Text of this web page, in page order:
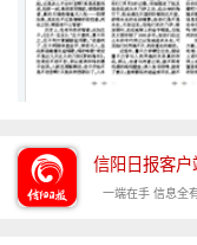
信阳日报客户
一端在手 信息全